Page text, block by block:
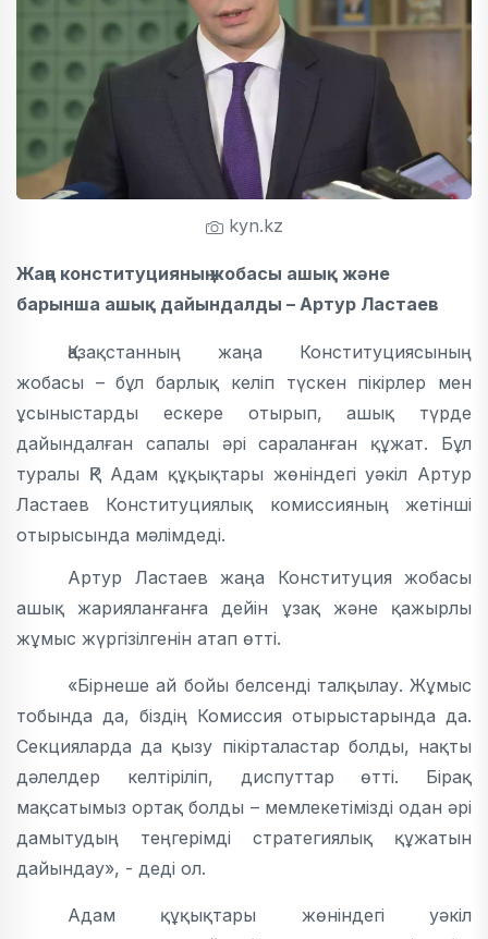
kyn.kz
Жаңа конституцияның жобасы ашық және
барынша ашық дайындалды – Артур Ластаев
Қазақстанның жаңа Конституциясының
жобасы – бұл барлық келіп түскен пікірлер мен
ұсыныстарды ескере отырып, ашық түрде
дайындалған сапалы әрі сараланған құжат. Бұл
туралы ҚР Адам құқықтары жөніндегі уәкіл Артур
Ластаев Конституциялық комиссияның жетінші
отырысында мәлімдеді.
Артур Ластаев жаңа Конституция жобасы
ашық жарияланғанға дейін ұзақ және қажырлы
жұмыс жүргізілгенін атап өтті.
«Бірнеше ай бойы белсенді талқылау. Жұмыс
тобында да, біздің Комиссия отырыстарында да.
Секцияларда да қызу пікірталастар болды, нақты
дәлелдер келтіріліп, диспуттар өтті. Бірақ
мақсатымыз ортақ болды – мемлекетімізді одан әрі
дамытудың теңгерімді стратегиялық құжатын
дайындау», - деді ол.
Адам құқықтары жөніндегі уәкіл